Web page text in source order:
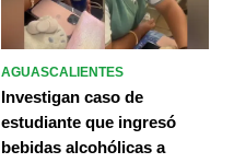
AGUASCALIENTES
Investigan caso de
estudiante que ingresó
bebidas alcohólicas a